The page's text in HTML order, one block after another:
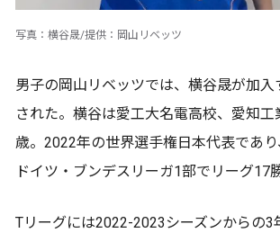
写真：横谷晟/提供：岡山リベッツ
男子の岡山リベッツでは、横谷晟が加入
された。横谷は愛工大名電高校、愛知
歳。2022年の世界選手権日本代表であ
ドイツ・ブンデスリーガ1部でリーグ17
Tリーグには2022-2023シーズンからの3